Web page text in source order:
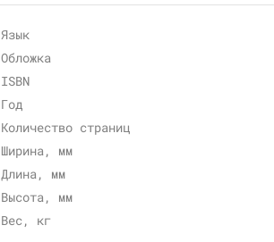
Язык
Обложка
ISBN
Год
Количество страниц
Ширина, мм
Длина, мм
Высота, мм
Вес, кг